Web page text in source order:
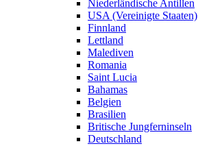
Niederländische Antillen
USA (Vereinigte Staaten)
Finnland
Lettland
Malediven
Romania
Saint Lucia
Bahamas
Belgien
Brasilien
Britische Jungferninseln
Deutschland